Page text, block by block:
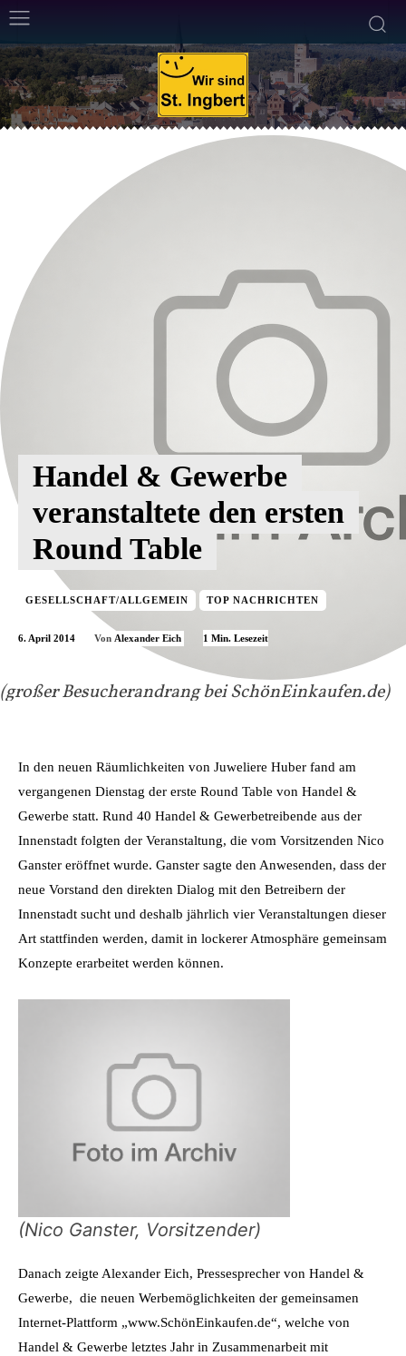
(großer Besucherandrang bei SchönEinkaufen.de)
Handel & Gewerbe
veranstaltete den ersten
Round Table
GESELLSCHAFT/ALLGEMEIN TOP NACHRICHTEN
6. April 2014 Von Alexander Eich 1 Min. Lesezeit
In den neuen Räumlichkeiten von Juweliere Huber fand am
vergangenen Dienstag der erste Round Table von Handel &
Gewerbe statt. Rund 40 Handel & Gewerbetreibende aus der
Innenstadt folgten der Veranstaltung, die vom Vorsitzenden Nico
Ganster eröffnet wurde. Ganster sagte den Anwesenden, dass der
neue Vorstand den direkten Dialog mit den Betreibern der
Innenstadt sucht und deshalb jährlich vier Veranstaltungen dieser
Art stattfinden werden, damit in lockerer Atmosphäre gemeinsam
Konzepte erarbeitet werden können.
(Nico Ganster, Vorsitzender)
Danach zeigte Alexander Eich, Pressesprecher von Handel &
Gewerbe, die neuen Werbemöglichkeiten der gemeinsamen
Internet-Plattform „www.SchönEinkaufen.de“, welche von
Handel & Gewerbe letztes Jahr in Zusammenarbeit mit